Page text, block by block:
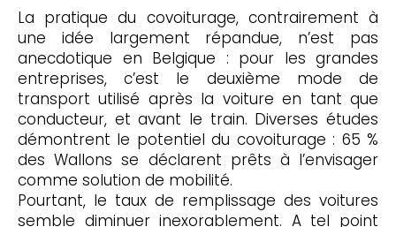
La pratique du covoiturage, contrairement à
une idée largement répandue, n’est pas
anecdotique en Belgique : pour les grandes
entreprises, c’est le deuxième mode de
transport utilisé après la voiture en tant que
conducteur, et avant le train. Diverses études
démontrent le potentiel du covoiturage : 65 %
des Wallons se déclarent prêts à l’envisager
comme solution de mobilité.
Pourtant, le taux de remplissage des voitures
semble diminuer inexorablement. A tel point